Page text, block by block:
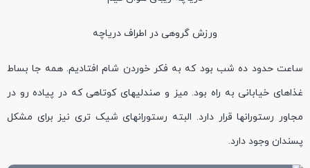
ورزش گروهی در اطراف دریاچه
ساعت حدود ده شب بود که به فکر خوردن شام افتادیم. همه جا بساط
غذاهای خیابانی به راه بود. میز و صندلیهای کوتاهی که در پیاده رو در
مجاور رستورانها قرار دارد. البته رستورانهای شیک تری نیز برای مشکل
پسندان وجود دارد.